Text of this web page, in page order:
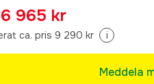
6 965 kr
ca. pris 9 290 kr i
Meddela